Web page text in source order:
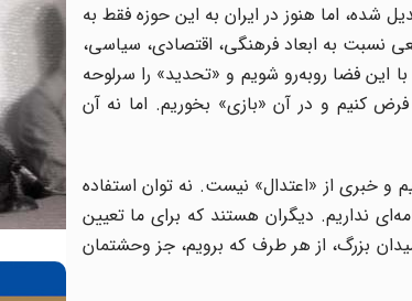
اما هنوز در ایران به این حوزه فقط به
نسبت به ابعاد فرهنگی، اقتصادی، سیاسی،
فضا روبه‌رو شویم و «تحدید» را سرلوحه
کنیم و در آن «بازی» بخوریم. اما نه آن
و خبری از «اعتدال» نیست. نه توان استفاده
نداریم. دیگران هستند که برای ما تعیین
بزرگ، از هر طرف که برویم، جز وحشتمان